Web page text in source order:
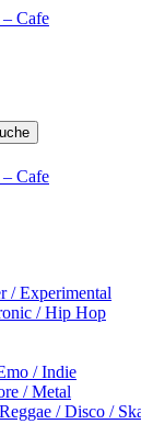
/ Experimental
/ Hip Hop
/ Indie
/ Metal
/ Disco /